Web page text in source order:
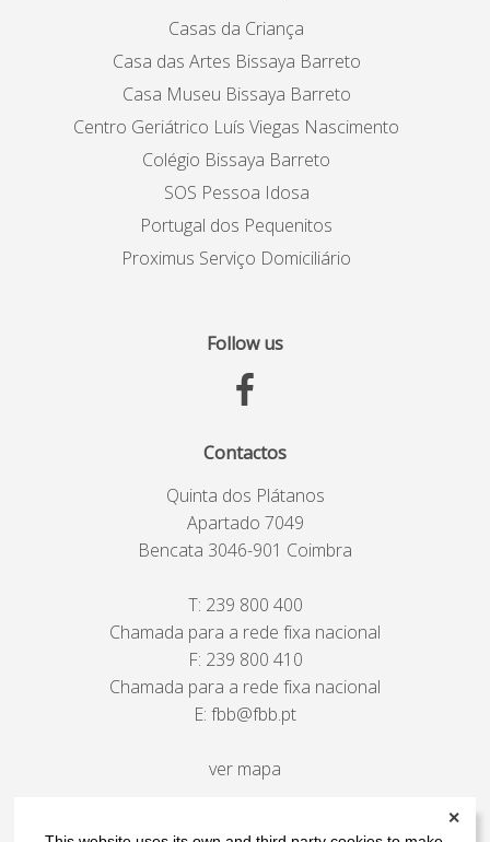
✕
Casas da Criança
Casa das Artes Bissaya Barreto
Casa Museu Bissaya Barreto
Centro Geriátrico Luís Viegas Nascimento
Colégio Bissaya Barreto
SOS Pessoa Idosa
Portugal dos Pequenitos
Proximus Serviço Domiciliário
Follow us
Contactos
Quinta dos Plátanos
Apartado 7049
Bencata 3046-901 Coimbra
T: 239 800 400
Chamada para a rede fixa nacional
F: 239 800 410
Chamada para a rede fixa nacional
E: fbb@fbb.pt
ver mapa